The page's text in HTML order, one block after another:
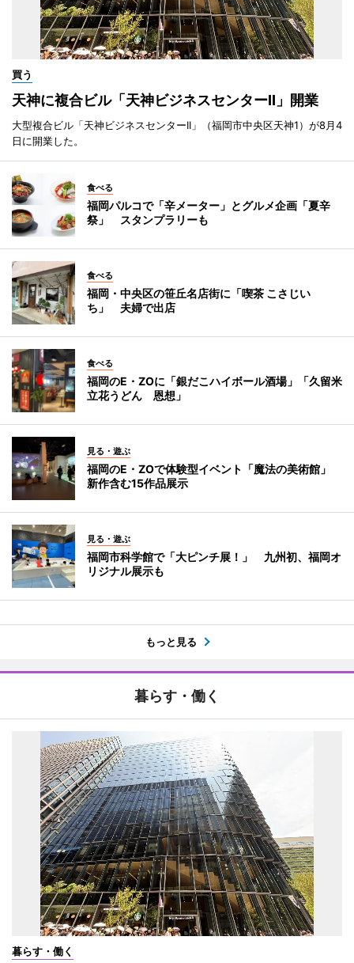
買う
天神に複合ビル「天神ビジネスセンターII」開業
大型複合ビル「天神ビジネスセンターII」（福岡市中央区天神1）が8月4
日に開業した。
食べる
福岡パルコで「辛メーター」とグルメ企画「夏辛
祭」 スタンプラリーも
食べる
福岡・中央区の笹丘名店街に「喫茶 こさじい
ち」 夫婦で出店
食べる
福岡のE・ZOに「銀だこハイボール酒場」「久留米
立花うどん 恩想」
見る・遊ぶ
福岡のE・ZOで体験型イベント「魔法の美術館」
新作含む15作品展示
見る・遊ぶ
福岡市科学館で「大ピンチ展！」 九州初、福岡オ
リジナル展示も
もっと見る
暮らす・働く
暮らす・働く